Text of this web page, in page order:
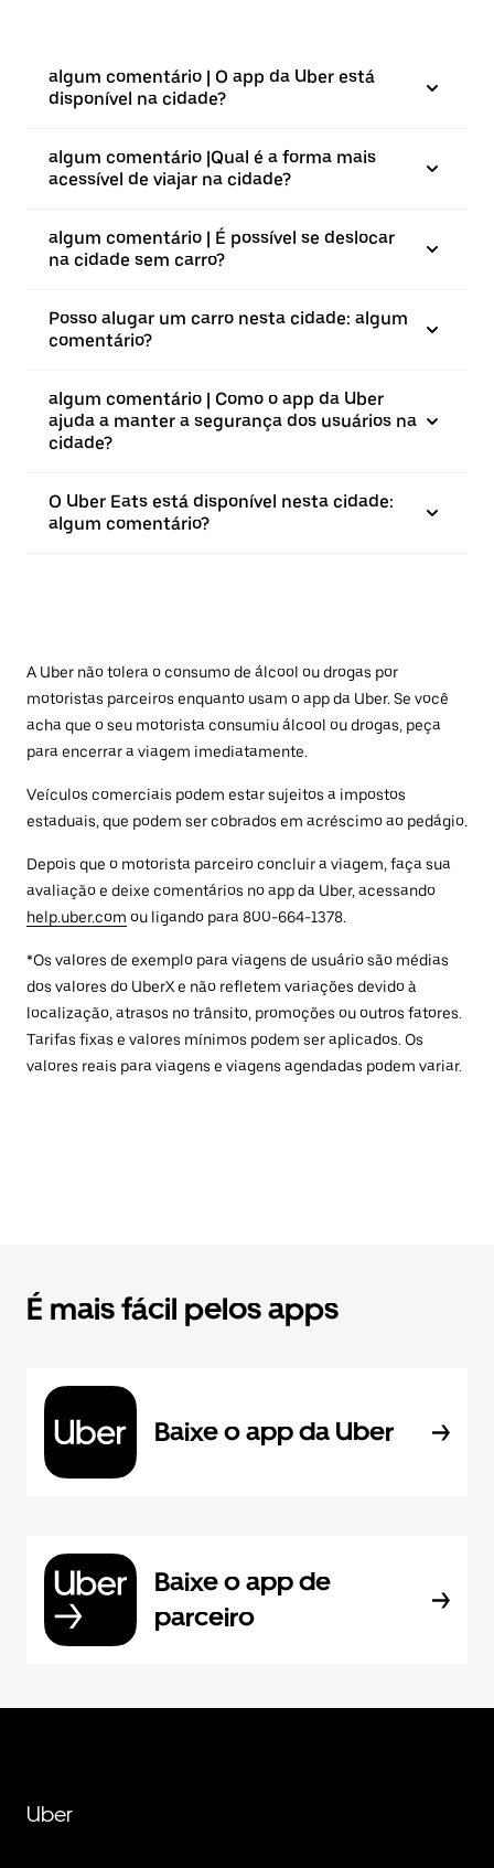
algum comentário | O app da Uber está
disponível na cidade?
algum comentário |⁠Qual é a forma mais
acessível de viajar na cidade?
algum comentário | É possível se deslocar
na cidade sem carro?
Posso alugar um carro nesta cidade: algum
comentário?
algum comentário | Como o app da Uber
ajuda a manter a segurança dos usuários na
cidade?
O Uber Eats está disponível nesta cidade:
algum comentário?
A Uber não tolera o consumo de álcool ou drogas por
motoristas parceiros enquanto usam o app da Uber. Se você
acha que o seu motorista consumiu álcool ou drogas, peça
para encerrar a viagem imediatamente.
Veículos comerciais podem estar sujeitos a impostos
estaduais, que podem ser cobrados em acréscimo ao pedágio.
Depois que o motorista parceiro concluir a viagem, faça sua
avaliação e deixe comentários no app da Uber, acessando
help.uber.com ou ligando para 800-664-1378.
*Os valores de exemplo para viagens de usuário são médias
dos valores do UberX e não refletem variações devido à
localização, atrasos no trânsito, promoções ou outros fatores.
Tarifas fixas e valores mínimos podem ser aplicados. Os
valores reais para viagens e viagens agendadas podem variar.
É mais fácil pelos apps
Baixe o app da Uber
Baixe o app de
parceiro
Uber